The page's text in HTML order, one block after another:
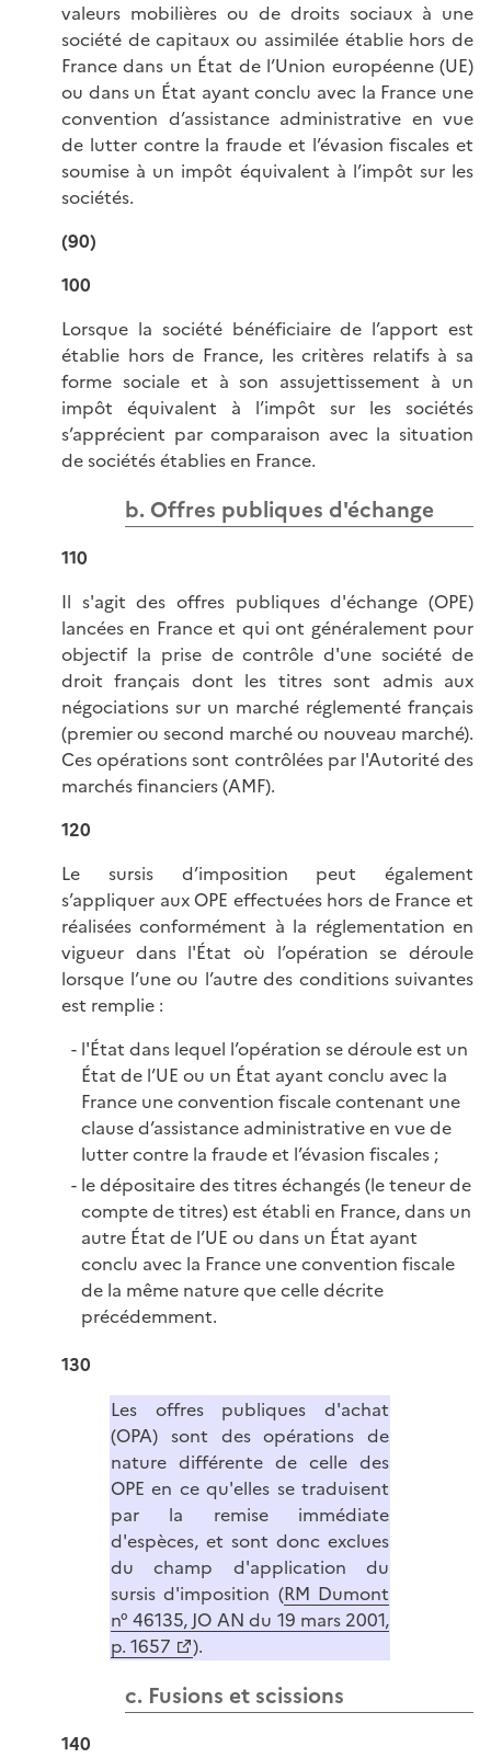
valeurs mobilières ou de droits sociaux à une
société de capitaux ou assimilée établie hors de
France dans un État de l’Union européenne (UE)
ou dans un État ayant conclu avec la France une
convention d’assistance administrative en vue
de lutter contre la fraude et l’évasion fiscales et
soumise à un impôt équivalent à l’impôt sur les
sociétés.
(90)
100
Lorsque la société bénéficiaire de l’apport est
établie hors de France, les critères relatifs à sa
forme sociale et à son assujettissement à un
impôt équivalent à l’impôt sur les sociétés
s’apprécient par comparaison avec la situation
de sociétés établies en France.
b. Offres publiques d'échange
110
Il s'agit des offres publiques d'échange (OPE)
lancées en France et qui ont généralement pour
objectif la prise de contrôle d'une société de
droit français dont les titres sont admis aux
négociations sur un marché réglementé français
(premier ou second marché ou nouveau marché).
Ces opérations sont contrôlées par l'Autorité des
marchés financiers (AMF).
120
Le sursis d’imposition peut également
s’appliquer aux OPE effectuées hors de France et
réalisées conformément à la réglementation en
vigueur dans l'État où l’opération se déroule
lorsque l’une ou l’autre des conditions suivantes
est remplie :
l'État dans lequel l’opération se déroule est un
État de l’UE ou un État ayant conclu avec la
France une convention fiscale contenant une
clause d’assistance administrative en vue de
lutter contre la fraude et l’évasion fiscales ;
le dépositaire des titres échangés (le teneur de
compte de titres) est établi en France, dans un
autre État de l’UE ou dans un État ayant
conclu avec la France une convention fiscale
de la même nature que celle décrite
précédemment.
130
Les offres publiques d'achat
(OPA) sont des opérations de
nature différente de celle des
OPE en ce qu'elles se traduisent
par la remise immédiate
d'espèces, et sont donc exclues
du champ d'application du
sursis d'imposition (RM Dumont
n° 46135, JO AN du 19 mars 2001,
p. 1657
).
c. Fusions et scissions
140